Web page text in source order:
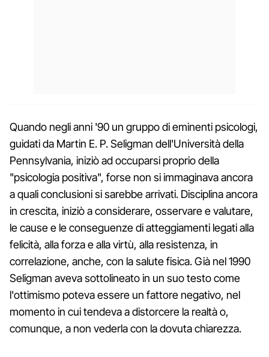
Quando negli anni '90 un gruppo di eminenti psicologi,
guidati da Martin E. P. Seligman dell'Università della
Pennsylvania, iniziò ad occuparsi proprio della
"psicologia positiva", forse non si immaginava ancora
a quali conclusioni si sarebbe arrivati. Disciplina ancora
in crescita, iniziò a considerare, osservare e valutare,
le cause e le conseguenze di atteggiamenti legati alla
felicità, alla forza e alla virtù, alla resistenza, in
correlazione, anche, con la salute fisica. Già nel 1990
Seligman aveva sottolineato in un suo testo come
l'ottimismo poteva essere un fattore negativo, nel
momento in cui tendeva a distorcere la realtà o,
comunque, a non vederla con la dovuta chiarezza.